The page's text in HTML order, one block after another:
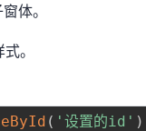
体。
。
( '设置的id' )